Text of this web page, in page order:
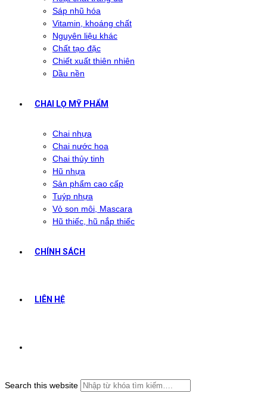
Sáp nhũ hóa
Vitamin, khoáng chất
Nguyên liệu khác
Chất tạo đặc
Chiết xuất thiên nhiên
Dầu nền
CHAI LỌ MỸ PHẨM
Chai nhựa
Chai nước hoa
Chai thủy tinh
Hũ nhựa
Sản phẩm cao cấp
Tuýp nhựa
Vỏ son môi, Mascara
Hũ thiếc, hũ nắp thiếc
CHÍNH SÁCH
LIÊN HỆ
Search this website